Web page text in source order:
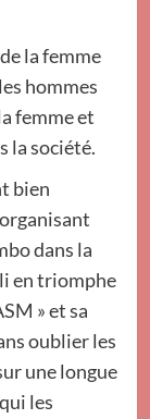
la femme
hommes
femme et
la société.
bien
dans la
en triomphe
» et sa
oublier les
une longue
les